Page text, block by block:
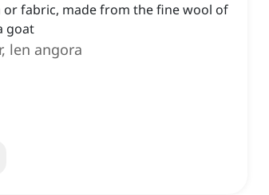
or fabric, made from the fine wool of
goat
len angora